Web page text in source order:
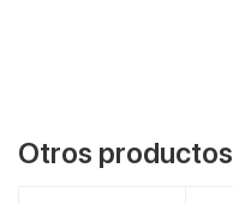
Otros productos